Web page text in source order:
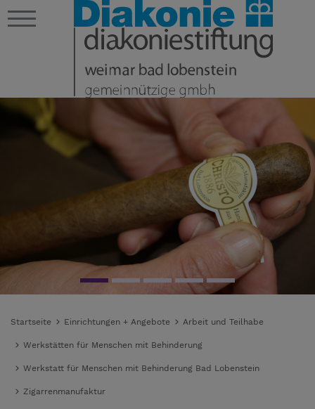
Startseite Einrichtungen + Angebote Arbeit und Teilhabe
Werkstätten für Menschen mit Behinderung
Werkstatt für Menschen mit Behinderung Bad Lobenstein
Zigarrenmanufaktur